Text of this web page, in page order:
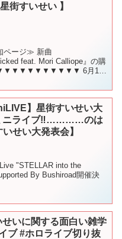
街すいせい 】
ページ≫ 新曲
feat. Mori Calliope』の購
6月16
】星街すいせい大
ニライブ‼…………のは
せい大発表会】
"STELLAR into the
By Bushiroad開催決
せいに関する面白い雑学
ブ #ホロライブ切り抜